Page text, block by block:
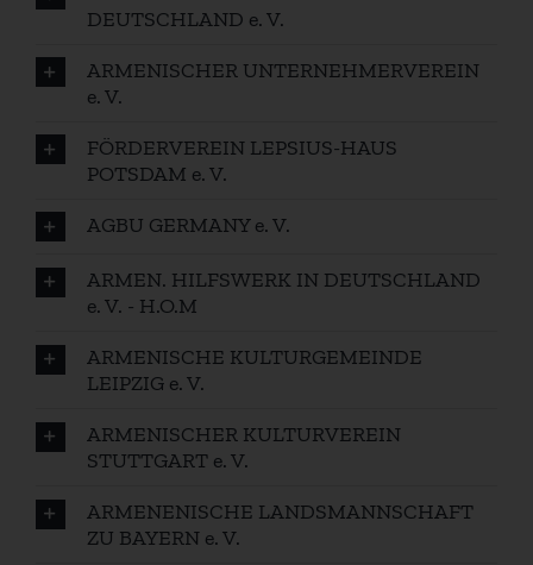
DEUTSCHLAND e. V.
ARMENISCHER UNTERNEHMERVEREIN
e. V.
FÖRDERVEREIN LEPSIUS-HAUS
POTSDAM e. V.
AGBU GERMANY e. V.
ARMEN. HILFSWERK IN DEUTSCHLAND
e. V. - H.O.M
ARMENISCHE KULTURGEMEINDE
LEIPZIG e. V.
ARMENISCHER KULTURVEREIN
STUTTGART e. V.
ARMENENISCHE LANDSMANNSCHAFT
ZU BAYERN e. V.